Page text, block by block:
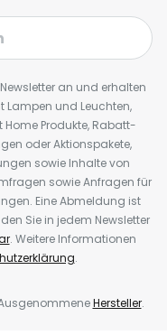
an und erhalten
Lampen und Leuchten,
Produkte, Rabatt-
oder Aktionspakete,
sowie Inhalte von
sowie Anfragen für
Eine Abmeldung ist
Sie in jedem Newsletter
. Weitere Informationen
.
Hersteller.